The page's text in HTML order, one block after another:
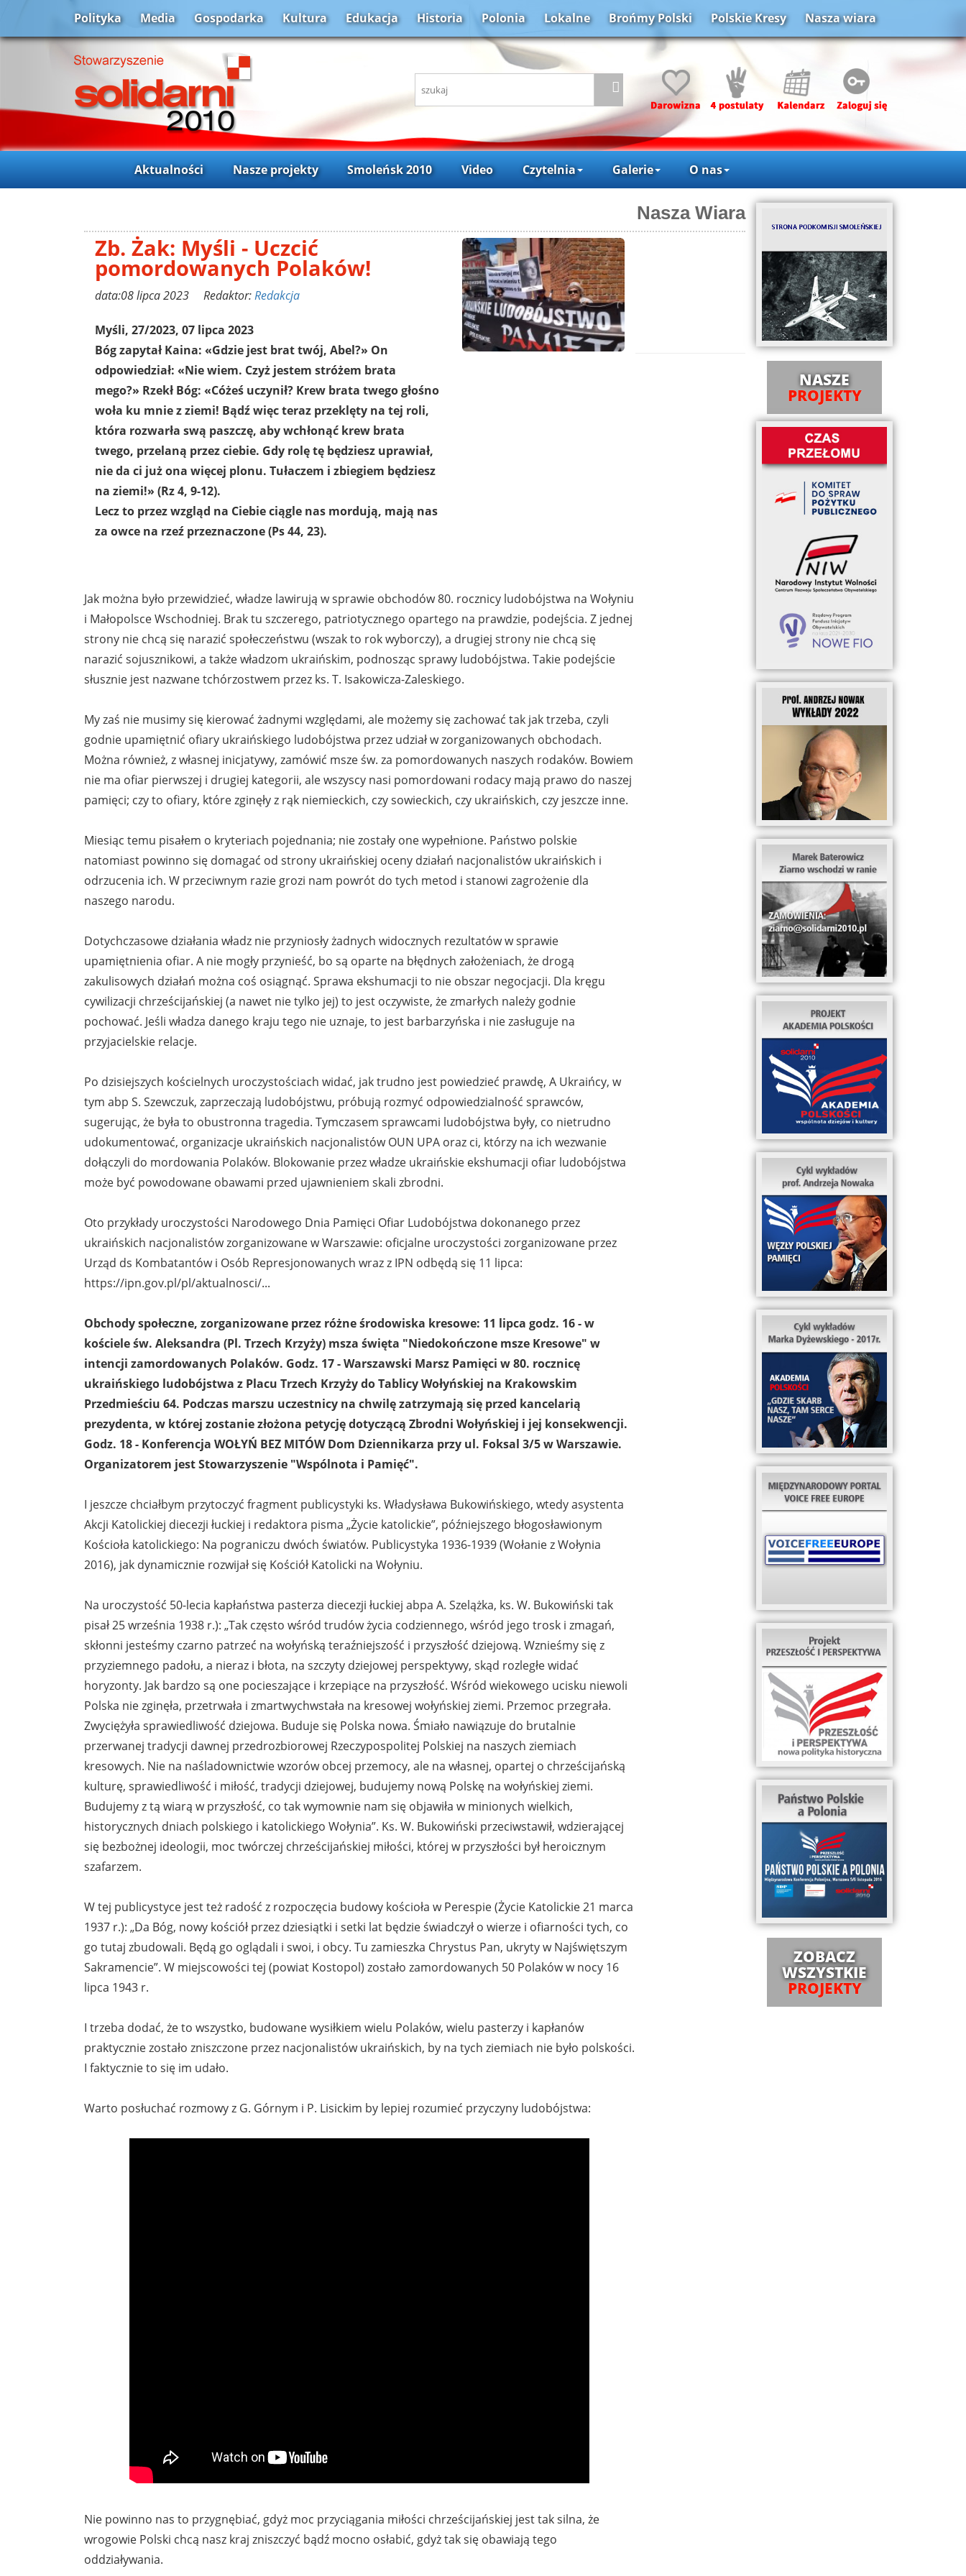
Polityka Media Gospodarka Kultura Edukacja Historia Polonia Lokalne Brońmy Polski Polskie Kresy Nasza wiara
Aktualności Nasze projekty Smoleńsk 2010 Video Czytelnia Galerie O nas
Nasza Wiara
Zb. Żak: Myśli - Uczcić
pomordowanych Polaków!
data:08 lipca 2023 Redaktor:Redakcja
Myśli, 27/2023, 07 lipca 2023
Bóg zapytał Kaina: «Gdzie jest brat twój, Abel?» On
odpowiedział: «Nie wiem. Czyż jestem stróżem brata
mego?» Rzekł Bóg: «Cóżeś uczynił? Krew brata twego głośno
woła ku mnie z ziemi! Bądź więc teraz przeklęty na tej roli,
która rozwarła swą paszczę, aby wchłonąć krew brata
twego, przelaną przez ciebie. Gdy rolę tę będziesz uprawiał,
nie da ci już ona więcej plonu. Tułaczem i zbiegiem będziesz
na ziemi!» (Rz 4, 9-12).
Lecz to przez wzgląd na Ciebie ciągle nas mordują, mają nas
za owce na rzeź przeznaczone (Ps 44, 23).
Jak można było przewidzieć, władze lawirują w sprawie obchodów 80. rocznicy ludobójstwa na Wołyniu
i Małopolsce Wschodniej. Brak tu szczerego, patriotycznego opartego na prawdzie, podejścia. Z jednej
strony nie chcą się narazić społeczeństwu (wszak to rok wyborczy), a drugiej strony nie chcą się
narazić sojusznikowi, a także władzom ukraińskim, podnosząc sprawy ludobójstwa. Takie podejście
słusznie jest nazwane tchórzostwem przez ks. T. Isakowicza-Zaleskiego.
My zaś nie musimy się kierować żadnymi względami, ale możemy się zachować tak jak trzeba, czyli
godnie upamiętnić ofiary ukraińskiego ludobójstwa przez udział w zorganizowanych obchodach.
Można również, z własnej inicjatywy, zamówić msze św. za pomordowanych naszych rodaków. Bowiem
nie ma ofiar pierwszej i drugiej kategorii, ale wszyscy nasi pomordowani rodacy mają prawo do naszej
pamięci; czy to ofiary, które zginęły z rąk niemieckich, czy sowieckich, czy ukraińskich, czy jeszcze inne.
Miesiąc temu pisałem o kryteriach pojednania; nie zostały one wypełnione. Państwo polskie
natomiast powinno się domagać od strony ukraińskiej oceny działań nacjonalistów ukraińskich i
odrzucenia ich. W przeciwnym razie grozi nam powrót do tych metod i stanowi zagrożenie dla
naszego narodu.
Dotychczasowe działania władz nie przyniosły żadnych widocznych rezultatów w sprawie
upamiętnienia ofiar. A nie mogły przynieść, bo są oparte na błędnych założeniach, że drogą
zakulisowych działań można coś osiągnąć. Sprawa ekshumacji to nie obszar negocjacji. Dla kręgu
cywilizacji chrześcijańskiej (a nawet nie tylko jej) to jest oczywiste, że zmarłych należy godnie
pochować. Jeśli władza danego kraju tego nie uznaje, to jest barbarzyńska i nie zasługuje na
przyjacielskie relacje.
Po dzisiejszych kościelnych uroczystościach widać, jak trudno jest powiedzieć prawdę, A Ukraińcy, w
tym abp S. Szewczuk, zaprzeczają ludobójstwu, próbują rozmyć odpowiedzialność sprawców,
sugerując, że była to obustronna tragedia. Tymczasem sprawcami ludobójstwa były, co nietrudno
udokumentować, organizacje ukraińskich nacjonalistów OUN UPA oraz ci, którzy na ich wezwanie
dołączyli do mordowania Polaków. Blokowanie przez władze ukraińskie ekshumacji ofiar ludobójstwa
może być powodowane obawami przed ujawnieniem skali zbrodni.
Oto przykłady uroczystości Narodowego Dnia Pamięci Ofiar Ludobójstwa dokonanego przez
ukraińskich nacjonalistów zorganizowane w Warszawie: oficjalne uroczystości zorganizowane przez
Urząd ds Kombatantów i Osób Represjonowanych wraz z IPN odbędą się 11 lipca:
https://ipn.gov.pl/pl/aktualnosci/...
Obchody społeczne, zorganizowane przez różne środowiska kresowe: 11 lipca godz. 16 - w
kościele św. Aleksandra (Pl. Trzech Krzyży) msza święta "Niedokończone msze Kresowe" w
intencji zamordowanych Polaków. Godz. 17 - Warszawski Marsz Pamięci w 80. rocznicę
ukraińskiego ludobójstwa z Placu Trzech Krzyży do Tablicy Wołyńskiej na Krakowskim
Przedmieściu 64. Podczas marszu uczestnicy na chwilę zatrzymają się przed kancelarią
prezydenta, w której zostanie złożona petycję dotyczącą Zbrodni Wołyńskiej i jej konsekwencji.
Godz. 18 - Konferencja WOŁYŃ BEZ MITÓW Dom Dziennikarza przy ul. Foksal 3/5 w Warszawie.
Organizatorem jest Stowarzyszenie "Wspólnota i Pamięć".
I jeszcze chciałbym przytoczyć fragment publicystyki ks. Władysława Bukowińskiego, wtedy asystenta
Akcji Katolickiej diecezji łuckiej i redaktora pisma „Życie katolickie”, późniejszego błogosławionym
Kościoła katolickiego: Na pograniczu dwóch światów. Publicystyka 1936-1939 (Wołanie z Wołynia
2016), jak dynamicznie rozwijał się Kościół Katolicki na Wołyniu.
Na uroczystość 50-lecia kapłaństwa pasterza diecezji łuckiej abpa A. Szelążka, ks. W. Bukowiński tak
pisał 25 września 1938 r.): „Tak często wśród trudów życia codziennego, wśród jego trosk i zmagań,
skłonni jesteśmy czarno patrzeć na wołyńską teraźniejszość i przyszłość dziejową. Wznieśmy się z
przyziemnego padołu, a nieraz i błota, na szczyty dziejowej perspektywy, skąd rozległe widać
horyzonty. Jak bardzo są one pocieszające i krzepiące na przyszłość. Wśród wiekowego ucisku niewoli
Polska nie zginęła, przetrwała i zmartwychwstała na kresowej wołyńskiej ziemi. Przemoc przegrała.
Zwyciężyła sprawiedliwość dziejowa. Buduje się Polska nowa. Śmiało nawiązuje do brutalnie
przerwanej tradycji dawnej przedrozbiorowej Rzeczypospolitej Polskiej na naszych ziemiach
kresowych. Nie na naśladownictwie wzorów obcej przemocy, ale na własnej, opartej o chrześcijańską
kulturę, sprawiedliwość i miłość, tradycji dziejowej, budujemy nową Polskę na wołyńskiej ziemi.
Budujemy z tą wiarą w przyszłość, co tak wymownie nam się objawiła w minionych wielkich,
historycznych dniach polskiego i katolickiego Wołynia”. Ks. W. Bukowiński przeciwstawił, wdzierającej
się bezbożnej ideologii, moc twórczej chrześcijańskiej miłości, której w przyszłości był heroicznym
szafarzem.
W tej publicystyce jest też radość z rozpoczęcia budowy kościoła w Perespie (Życie Katolickie 21 marca
1937 r.): „Da Bóg, nowy kościół przez dziesiątki i setki lat będzie świadczył o wierze i ofiarności tych, co
go tutaj zbudowali. Będą go oglądali i swoi, i obcy. Tu zamieszka Chrystus Pan, ukryty w Najświętszym
Sakramencie”. W miejscowości tej (powiat Kostopol) zostało zamordowanych 50 Polaków w nocy 16
lipca 1943 r.
I trzeba dodać, że to wszystko, budowane wysiłkiem wielu Polaków, wielu pasterzy i kapłanów
praktycznie zostało zniszczone przez nacjonalistów ukraińskich, by na tych ziemiach nie było polskości.
I faktycznie to się im udało.
Warto posłuchać rozmowy z G. Górnym i P. Lisickim by lepiej rozumieć przyczyny ludobójstwa:
Nie powinno nas to przygnębiać, gdyż moc przyciągania miłości chrześcijańskiej jest tak silna, że
wrogowie Polski chcą nasz kraj zniszczyć bądź mocno osłabić, gdyż tak się obawiają tego
oddziaływania.
NASZE
PROJEKTY
ZOBACZ
WSZYSTKIE
PROJEKTY